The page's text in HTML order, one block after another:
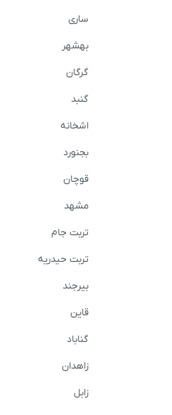
ساری
بهشهر
گرگان
گنبد
اشخانه
بجنورد
قوچان
مشهد
تربت جام
تربت حیدریه
بیرجند
قاین
گناباد
زاهدان
زابل